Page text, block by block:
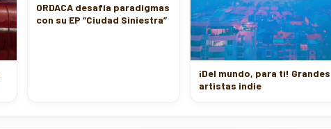
ORDACA desafía paradigmas
con su EP “Ciudad Siniestra”
¡Del mundo, para ti! Grandes
artistas indie